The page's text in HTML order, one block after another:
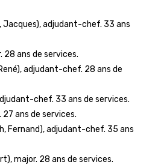
Jacques), adjudant-chef. 33 ans
28 ans de services.
adjudant-chef. 28 ans de
chef. 33 ans de services.
27 ans de services.
Fernand), adjudant-chef. 35 ans
major. 28 ans de services.